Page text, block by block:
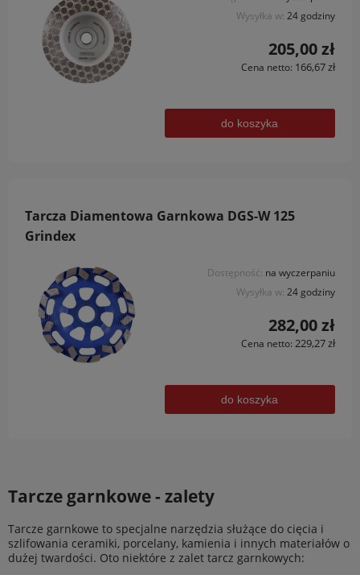
Wysyłka w: 24 godziny
205,00 zł
Cena netto: 166,67 zł
do koszyka
Tarcza Diamentowa Garnkowa DGS-W 125
Grindex
Dostępność: na wyczerpaniu
Wysyłka w: 24 godziny
282,00 zł
Cena netto: 229,27 zł
do koszyka
Tarcze garnkowe - zalety
Tarcze garnkowe to specjalne narzędzia służące do cięcia i
szlifowania ceramiki, porcelany, kamienia i innych materiałów o
dużej twardości. Oto niektóre z zalet tarcz garnkowych: